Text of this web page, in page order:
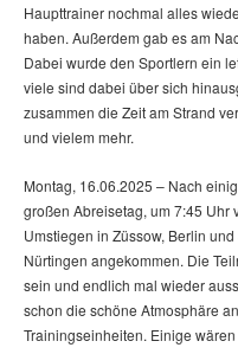
Haupttrainer nochmal alles
haben. Außerdem gab es am
Dabei wurde den Sportlern ein
viele sind dabei über sich
zusammen die Zeit am Strand
und vielem mehr.
Montag, 16.06.2025 – Nach
großen Abreisetag, um 7:45 Uhr
Umstiegen in Züssow, Berlin
Nürtingen angekommen. Die
sein und endlich mal wieder
schon die schöne Atmosphäre
Trainingseinheiten. Einige